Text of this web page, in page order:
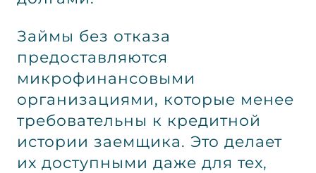
Займы без отказа
предоставляются
микрофинансовыми
организациями, которые менее
требовательны к кредитной
истории заемщика. Это делает
их доступными даже для тех,